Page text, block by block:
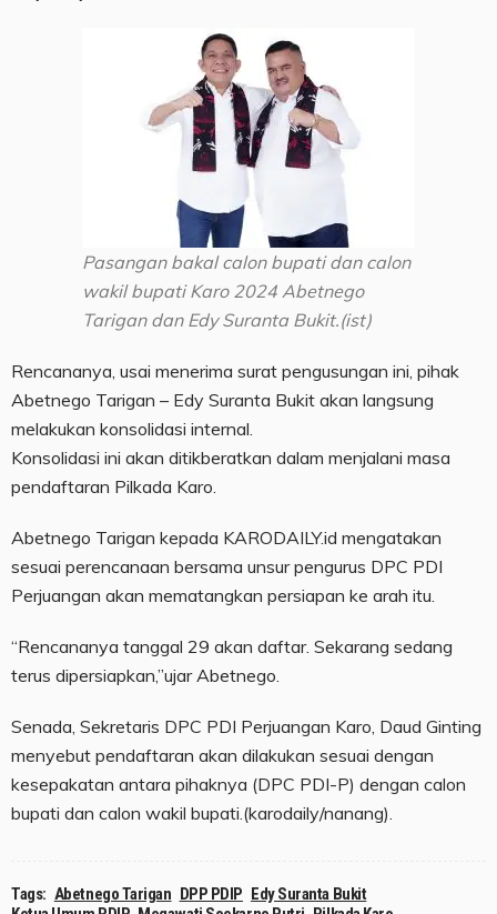
Pasangan bakal calon bupati dan calon
wakil bupati Karo 2024 Abetnego
Tarigan dan Edy Suranta Bukit.(ist)
Rencananya, usai menerima surat pengusungan ini, pihak
Abetnego Tarigan – Edy Suranta Bukit akan langsung
melakukan konsolidasi internal.
Konsolidasi ini akan ditikberatkan dalam menjalani masa
pendaftaran Pilkada Karo.
Abetnego Tarigan kepada KARODAILY.id mengatakan
sesuai perencanaan bersama unsur pengurus DPC PDI
Perjuangan akan mematangkan persiapan ke arah itu.
“Rencananya tanggal 29 akan daftar. Sekarang sedang
terus dipersiapkan,”ujar Abetnego.
Senada, Sekretaris DPC PDI Perjuangan Karo, Daud Ginting
menyebut pendaftaran akan dilakukan sesuai dengan
kesepakatan antara pihaknya (DPC PDI-P) dengan calon
bupati dan calon wakil bupati.(karodaily/nanang).
Tags: Abetnego Tarigan DPP PDIP Edy Suranta Bukit